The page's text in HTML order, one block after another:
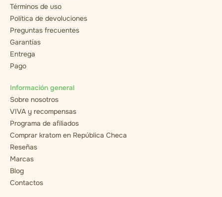
Términos de uso
Política de devoluciones
Preguntas frecuentes
Garantías
Entrega
Pago
Información general
Sobre nosotros
VIVA y recompensas
Programa de afiliados
Comprar kratom en República Checa
Reseñas
Marcas
Blog
Contactos